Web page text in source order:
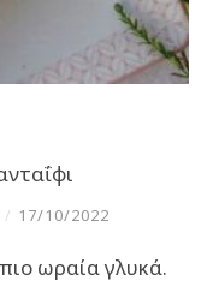
/ 17/10/2022
ωραία γλυκά.